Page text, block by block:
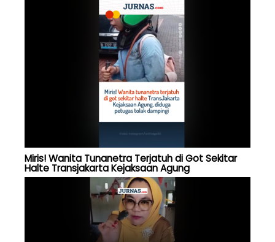
Miris! Wanita Tunanetra Terjatuh di Got Sekitar
Halte Transjakarta Kejaksaan Agung